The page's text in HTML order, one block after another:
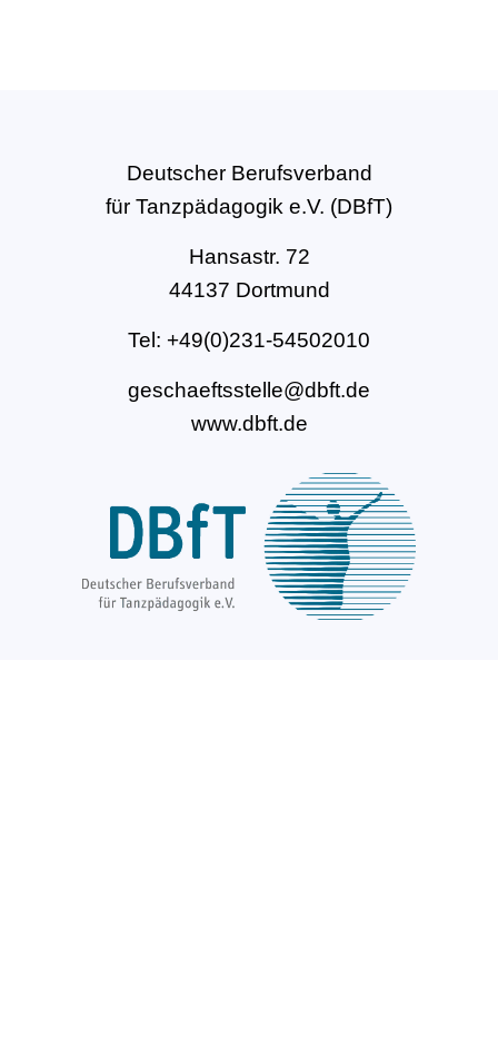
Deutscher Berufsverband
für Tanzpädagogik e.V. (DBfT)
Hansastr. 72
44137 Dortmund
Tel: +49(0)231-54502010
geschaeftsstelle@dbft.de
www.dbft.de